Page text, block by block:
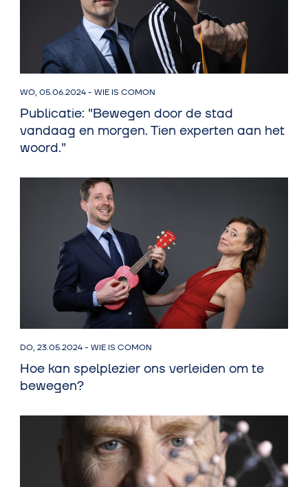
WO, 05.06.2024-WIE IS COMON
Publicatie: "Bewegen door de stad
vandaag en morgen. Tien experten aan het
woord."
DO, 23.05.2024-WIE IS COMON
Hoe kan spelplezier ons verleiden om te
bewegen?